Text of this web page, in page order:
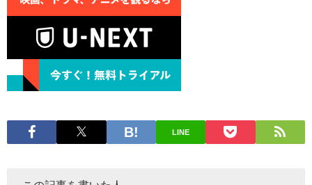
LINE